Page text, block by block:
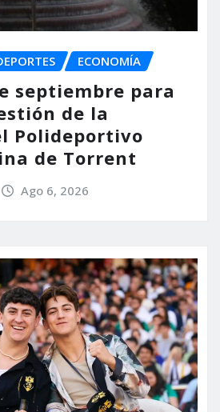
ECONOMÍA
septiembre para
de la
Polideportivo
de Torrent
Ago 6, 2026